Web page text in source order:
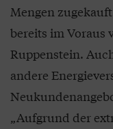
Mengen
bereits im Voraus
Ruppenstein.
andere
„Aufgrund der